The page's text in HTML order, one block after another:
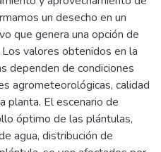
un desecho en un
que genera una opción de
valores obtenidos en la
dependen de condiciones
agrometeorológicas, calidad
planta. El escenario de
óptimo de las plántulas,
agua, distribución de